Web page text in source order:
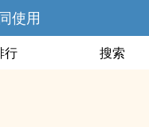
使用
行 搜索